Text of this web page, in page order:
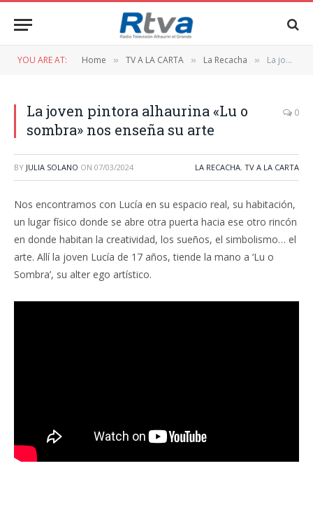
YOU ARE AT: Home » TV A LA CARTA » La Recacha » La joven pintora alhaurina «Lu o sombra» nos enseña su arte
La joven pintora alhaurina «Lu o
sombra» nos enseña su arte
0
BY JULIA SOLANO ON 07/03/2024 LA RECACHA, TV A LA CARTA
Nos encontramos con Lucía en su espacio real, su habitación,
un lugar físico donde se abre otra puerta hacia ese otro rincón
en donde habitan la creatividad, los sueños, el simbolismo… el
arte. Allí la joven Lucía de 17 años, tiende la mano a ‘Lu o
Sombra’, su alter ego artístico.